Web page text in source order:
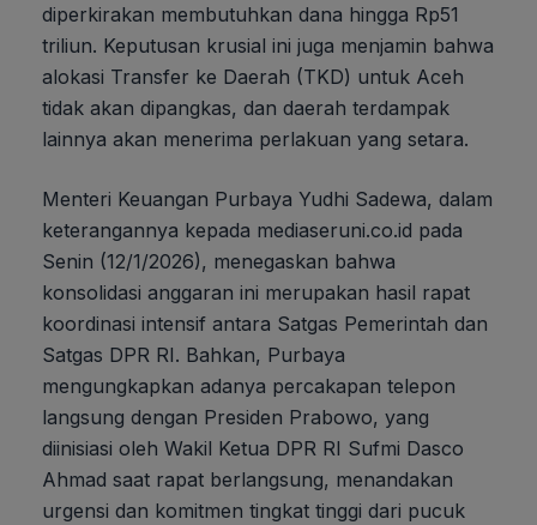
diperkirakan membutuhkan dana hingga Rp51
triliun. Keputusan krusial ini juga menjamin bahwa
alokasi Transfer ke Daerah (TKD) untuk Aceh
tidak akan dipangkas, dan daerah terdampak
lainnya akan menerima perlakuan yang setara.
Menteri Keuangan Purbaya Yudhi Sadewa, dalam
keterangannya kepada mediaseruni.co.id pada
Senin (12/1/2026), menegaskan bahwa
konsolidasi anggaran ini merupakan hasil rapat
koordinasi intensif antara Satgas Pemerintah dan
Satgas DPR RI. Bahkan, Purbaya
mengungkapkan adanya percakapan telepon
langsung dengan Presiden Prabowo, yang
diinisiasi oleh Wakil Ketua DPR RI Sufmi Dasco
Ahmad saat rapat berlangsung, menandakan
urgensi dan komitmen tingkat tinggi dari pucuk